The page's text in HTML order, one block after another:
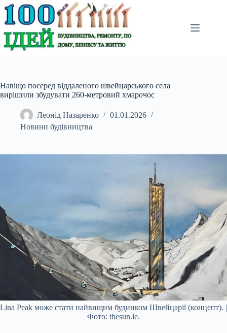
Перейти
до
вмісту
Навіщо посеред віддаленого швейцарського села
вирішили збудувати 260-метровий хмарочос
Леонід Назаренко
01.01.2026
Новини будівництва
Lina Peak може стати найвищим будинком Швейцарії (концепт). |
Фото: thesun.ie.